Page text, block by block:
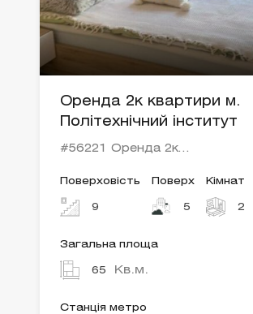
Оренда 2к квартири м.
Політехнічний інститут
#56221 Оренда 2к…
Поверховість
9
Поверх
5
Кімнат
2
Загальна площа
65 Кв.м.
Станція метро